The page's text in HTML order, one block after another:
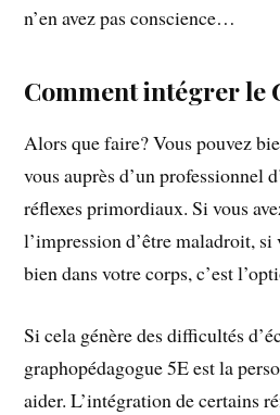
n’en avez pas conscience…
Comment intégrer le
Alors que faire? Vous pouvez
vous auprès d’un professionnel
réflexes primordiaux. Si vous
l’impression d’être maladroit, si
bien dans votre corps, c’est
Si cela génère des difficultés
graphopédagogue 5E est la
aider. L’intégration de certains